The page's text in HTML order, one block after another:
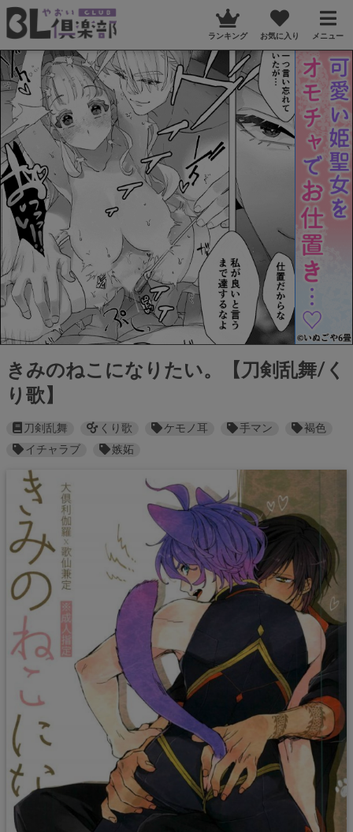
ランキング お気に入り メニュー
きみのねこになりたい。【刀剣乱舞/く
り歌】
刀剣乱舞 くり歌 ケモノ耳 手マン
褐色
イチャラブ
嫉妬